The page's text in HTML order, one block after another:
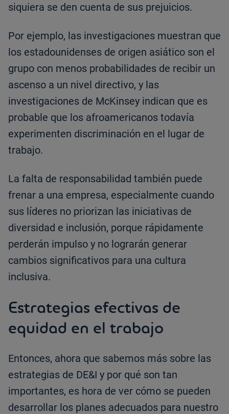
siquiera se den cuenta de sus prejuicios.
Por ejemplo, las investigaciones muestran que
los estadounidenses de origen asiático son el
grupo con menos probabilidades de recibir un
ascenso a un nivel directivo, y las
investigaciones de McKinsey indican que es
probable que los afroamericanos todavía
experimenten discriminación en el lugar de
trabajo.
La falta de responsabilidad también puede
frenar a una empresa, especialmente cuando
sus líderes no priorizan las iniciativas de
diversidad e inclusión, porque rápidamente
perderán impulso y no lograrán generar
cambios significativos para una cultura
inclusiva.
Estrategias efectivas de
equidad en el trabajo
Entonces, ahora que sabemos más sobre las
estrategias de DE&I y por qué son tan
importantes, es hora de ver cómo se pueden
desarrollar los planes adecuados para nuestro